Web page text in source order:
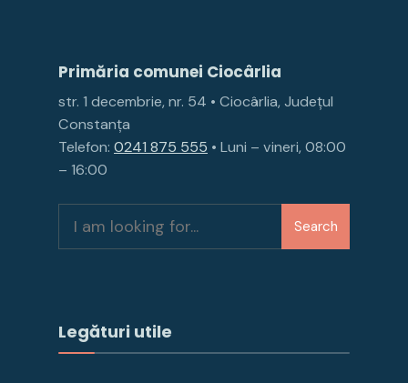
Primăria comunei Ciocârlia
str. 1 decembrie, nr. 54 • Ciocârlia, Județul
Constanța
Telefon: 0241 875 555 • Luni – vineri, 08:00
– 16:00
Search
Legături utile